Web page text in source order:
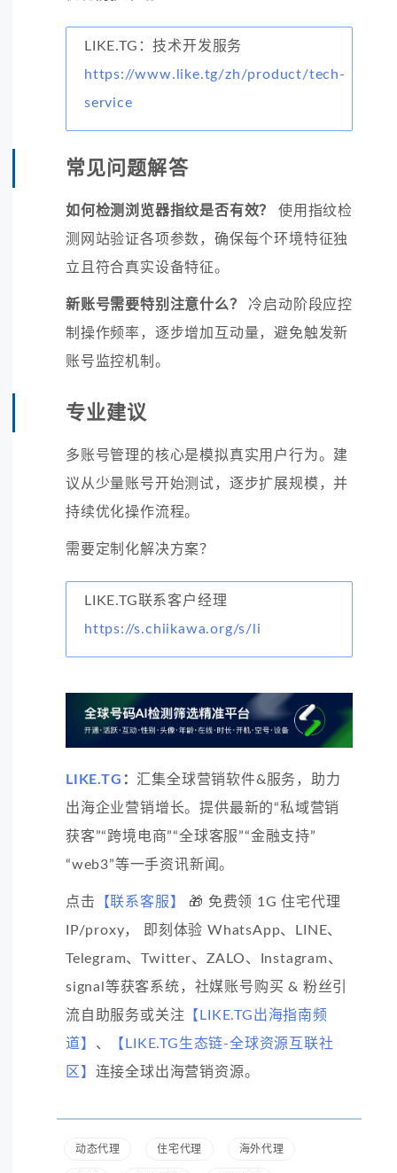
LIKE.TG：技术开发服务
https://www.like.tg/zh/product/tech-
service
常见问题解答
如何检测浏览器指纹是否有效？
使用指纹检
测网站验证各项参数，确保每个环境特征独
立且符合真实设备特征。
新账号需要特别注意什么？
冷启动阶段应控
制操作频率，逐步增加互动量，避免触发新
账号监控机制。
专业建议
多账号管理的核心是模拟真实用户行为。建
议从少量账号开始测试，逐步扩展规模，并
持续优化操作流程。
需要定制化解决方案？
LIKE.TG联系客户经理
https://s.chiikawa.org/s/li
LIKE.TG ： 汇集全球营销软件&服务，助力
出海企业营销增长。提供最新的“私域营销
获客”“跨境电商”“全球客服”“金融支持”
“web3”等一手资讯新闻。
点击 【联系客服】
🎁 免费领 1G 住宅代理
IP/proxy， 即刻体验 WhatsApp、LINE、
Telegram、Twitter、ZALO、Instagram、
signal等获客系统，社媒账号购买 & 粉丝引
流自助服务或关注 【LIKE.TG出海指南频
道】 、
【LIKE.TG生态链-全球资源互联社
区】 连接全球出海营销资源。
动态代理 住宅代理 海外代理